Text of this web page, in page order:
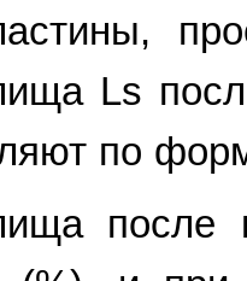
Ls
по
после